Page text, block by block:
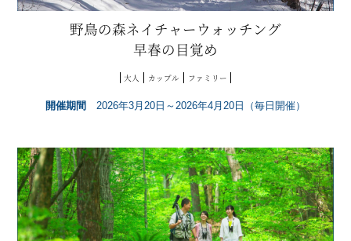
野鳥の森ネイチャーウォッチング
早春の目覚め
大人 カップル ファミリー
開催期間 2026年3月20日～2026年4月20日（毎日開催）